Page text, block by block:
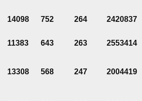
14098 752 264 2420837
11383 643 263 2553414
13308 568 247 2004419